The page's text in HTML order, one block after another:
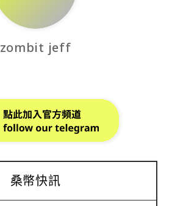
zombit jeff
桑幣快訊